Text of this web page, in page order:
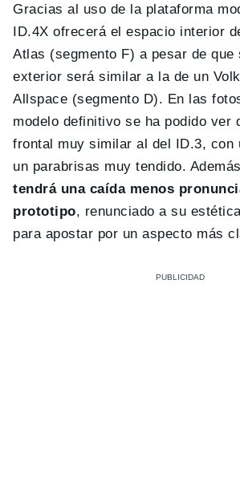
Gracias al uso de la plataforma
ID.4X ofrecerá el espacio interior
Atlas (segmento F) a pesar de que
exterior será similar a la de un
Allspace (segmento D). En las
modelo definitivo se ha podido ver
frontal muy similar al del ID.3, con
un parabrisas muy tendido.
tendrá una caída menos
prototipo, renunciado a su
para apostar por un aspecto más